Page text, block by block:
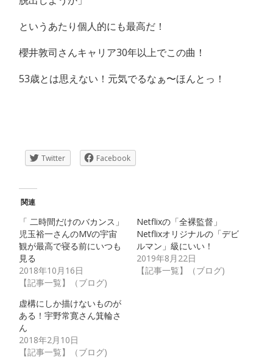
というあたり個人的にも最高だ！
櫻井敦司さんキャリア30年以上でこの曲！
53歳とは思えない！元気でるなぁ〜ほんとっ！
Twitter Facebook
関連
「 二時間だけのバカンス」
児玉裕一さんのMVの宇宙
観が最高で寝る前にいつも
見る
2018年10月16日
【記事一覧】（ブログ)
Netflixの「全裸監督」
Netflixオリジナルの「デビ
ルマン」級にいい！
2019年8月22日
【記事一覧】（ブログ)
虚構にしか描けないものが
ある！宇野常寛さん箕輪さ
ん
2018年2月10日
【記事一覧】（ブログ)